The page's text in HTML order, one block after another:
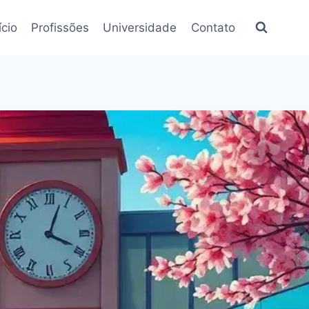
Profissões Universidade Contato